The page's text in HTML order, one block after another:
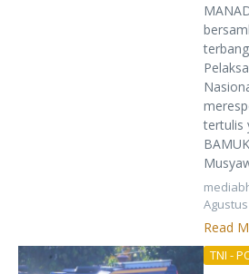
tertulis
Read
TNI -